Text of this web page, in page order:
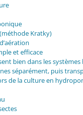
Kratky)
et efficace
bien dans les
séparément, puis
de la culture en